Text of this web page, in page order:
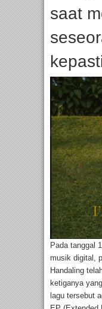
saat
Pada tanggal
musik digital,
Handaling
ketiganya
lagu tersebut